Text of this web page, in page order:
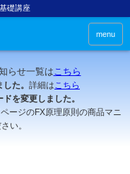
礎講座
menu
せ一覧はこちら
た。 詳細はこちら
を変更しました。
のFX原理原則の商品マニ
い。